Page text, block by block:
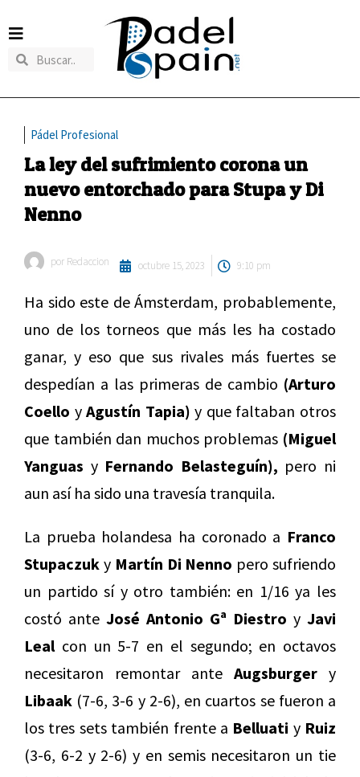
Pádel Profesional
La ley del sufrimiento corona un
nuevo entorchado para Stupa y Di
Nenno
por Redaccion octubre 15, 2023 9:10 pm
Ha sido este de Ámsterdam, probablemente,
uno de los torneos que más les ha costado
ganar, y eso que sus rivales más fuertes se
despedían a las primeras de cambio (Arturo
Coello yAgustín Tapia) y que faltaban otros
que también dan muchos problemas (Miguel
Yanguas y Fernando Belasteguín), pero ni
aun así ha sido una travesía tranquila.
La prueba holandesa ha coronado a Franco
Stupaczuk y Martín Di Nenno pero sufriendo
un partido sí y otro también: en 1/16 ya les
costó ante José Antonio Gª Diestro y Javi
Lealcon un 5-7 en el segundo; en octavos
necesitaron remontar ante Augsburger y
Libaak (7-6, 3-6 y 2-6), en cuartos se fueron a
los tres sets también frente a Belluati y Ruiz
(3-6, 6-2 y 2-6) y en semis necesitaron un tie